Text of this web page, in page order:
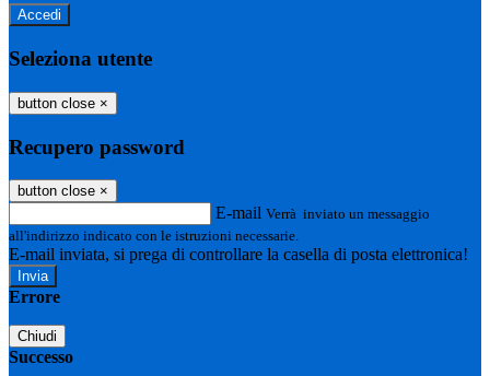
Seleziona utente
button close ×
Recupero password
button close ×
E-mail Verrà inviato un messaggio
all'indirizzo indicato con le istruzioni necessarie.
E-mail inviata, si prega di controllare la casella di posta elettronica!
Errore
Chiudi
Successo